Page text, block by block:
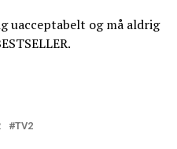
uacceptabelt og må aldrig
TV2